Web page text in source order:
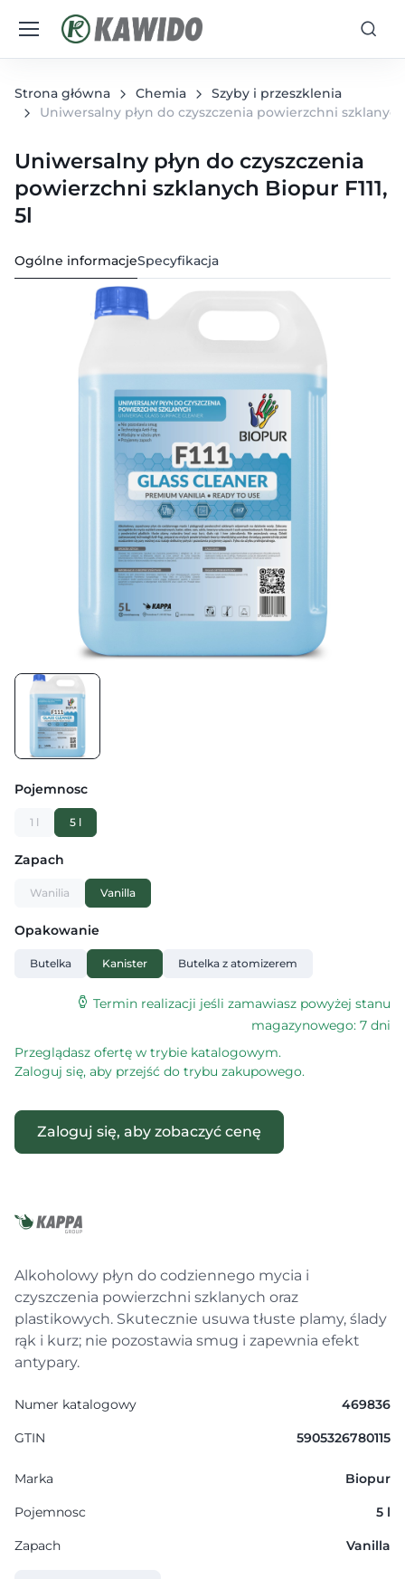
Strona główna Chemia
Szyby i przeszklenia
Uniwersalny płyn do czyszczenia powierzchni szklanych
Uniwersalny płyn do czyszczenia
powierzchni szklanych Biopur F111,
5l
Ogólne informacjeSpecyfikacja
Pojemnosc
1 l 5 l
Zapach
Wanilia Vanilla
Opakowanie
Butelka Kanister Butelka z atomizerem
Termin realizacji jeśli zamawiasz powyżej stanu
magazynowego: 7 dni
Przeglądasz ofertę w trybie katalogowym.
Zaloguj się, aby przejść do trybu zakupowego.
Zaloguj się, aby zobaczyć cenę
Alkoholowy płyn do codziennego mycia i
czyszczenia powierzchni szklanych oraz
plastikowych. Skutecznie usuwa tłuste plamy, ślady
rąk i kurz; nie pozostawia smug i zapewnia efekt
antypary.
Numer katalogowy 469836
GTIN 5905326780115
Marka Biopur
Pojemnosc 5 l
Zapach Vanilla